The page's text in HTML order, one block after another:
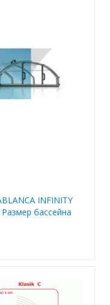
INFINITY
бассейна